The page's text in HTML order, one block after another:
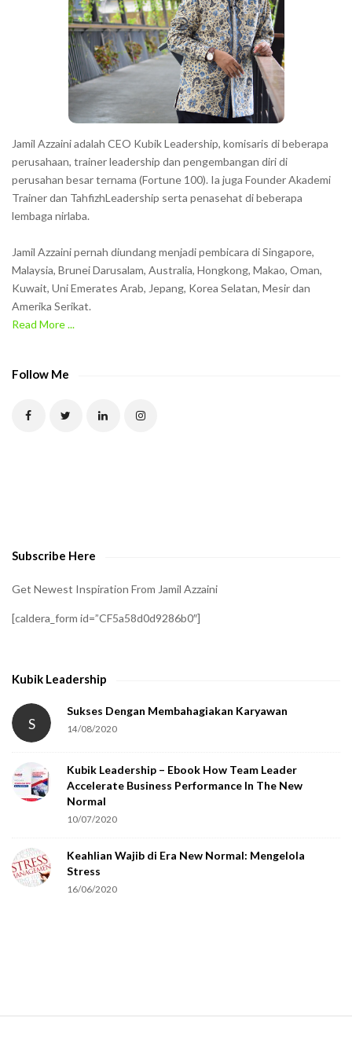
Jamil Azzaini adalah CEO Kubik Leadership, komisaris di beberapa
perusahaan, trainer leadership dan pengembangan diri di
perusahan besar ternama (Fortune 100). Ia juga Founder Akademi
Trainer dan TahfizhLeadership serta penasehat di beberapa
lembaga nirlaba.
Jamil Azzaini pernah diundang menjadi pembicara di Singapore,
Malaysia, Brunei Darusalam, Australia, Hongkong, Makao, Oman,
Kuwait, Uni Emerates Arab, Jepang, Korea Selatan, Mesir dan
Amerika Serikat.
Read More ...
Follow Me
Subscribe Here
Get Newest Inspiration From Jamil Azzaini
[caldera_form id=”CF5a58d0d9286b0″]
Kubik Leadership
S
Sukses Dengan Membahagiakan Karyawan
14/08/2020
Kubik Leadership – Ebook How Team Leader
Accelerate Business Performance In The New
Normal
10/07/2020
Keahlian Wajib di Era New Normal: Mengelola
Stress
16/06/2020